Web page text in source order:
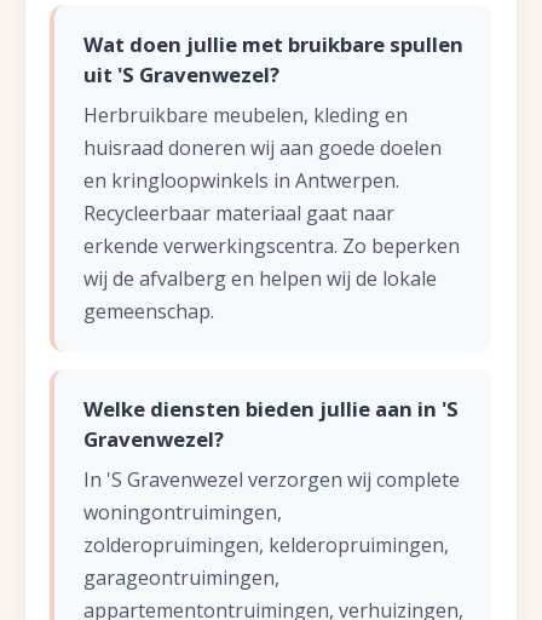
Wat doen jullie met bruikbare spullen
uit 'S Gravenwezel?
Herbruikbare meubelen, kleding en
huisraad doneren wij aan goede doelen
en kringloopwinkels in Antwerpen.
Recycleerbaar materiaal gaat naar
erkende verwerkingscentra. Zo beperken
wij de afvalberg en helpen wij de lokale
gemeenschap.
Welke diensten bieden jullie aan in 'S
Gravenwezel?
In 'S Gravenwezel verzorgen wij complete
woningontruimingen,
zolderopruimingen, kelderopruimingen,
garageontruimingen,
appartementontruimingen, verhuizingen,